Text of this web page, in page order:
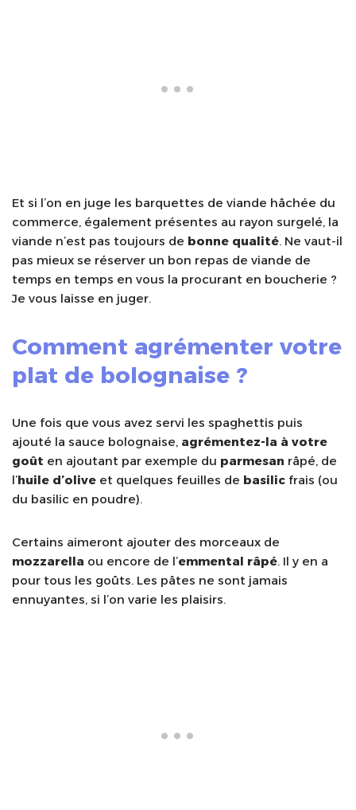
Et si l’on en juge les barquettes de viande hâchée du
commerce, également présentes au rayon surgelé, la
viande n’est pas toujours de bonne qualité. Ne vaut-il
pas mieux se réserver un bon repas de viande de
temps en temps en vous la procurant en boucherie ?
Je vous laisse en juger.
Comment agrémenter votre
plat de bolognaise ?
Une fois que vous avez servi les spaghettis puis
ajouté la sauce bolognaise, agrémentez-la à votre
goût en ajoutant par exemple du parmesan râpé, de
l’huile d’olive et quelques feuilles de basilic frais (ou
du basilic en poudre).
Certains aimeront ajouter des morceaux de
mozzarella ou encore de l’emmental râpé. Il y en a
pour tous les goûts. Les pâtes ne sont jamais
ennuyantes, si l’on varie les plaisirs.